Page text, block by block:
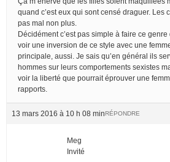
quand c’est eux qui sont censé draguer. Les
pas mal non plus.
Décidément c’est pas simple à faire ce genre
voir une inversion de ce style avec une
principale, aussi. Je sais qu’en général ils
hommes sur leurs comportements sexistes
voir la liberté que pourrait éprouver une
rapports.
13 mars 2016 à 10 h 08 minRÉPONDRE
Meg
Invité